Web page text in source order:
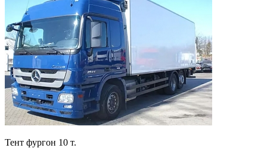
Тент фургон 10 т.